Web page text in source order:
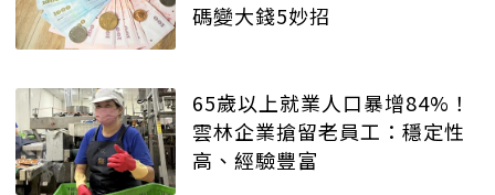
碼變大錢5妙招
65歲以上就業人口暴增84%！
雲林企業搶留老員工：穩定性
高、經驗豐富